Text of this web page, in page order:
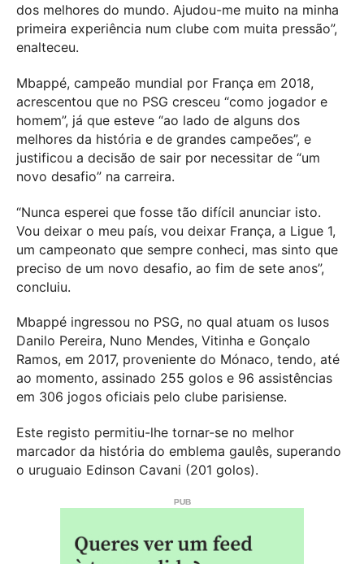
dos melhores do mundo. Ajudou-me muito na minha
primeira experiência num clube com muita pressão”,
enalteceu.
Mbappé, campeão mundial por França em 2018,
acrescentou que no PSG cresceu “como jogador e
homem”, já que esteve “ao lado de alguns dos
melhores da história e de grandes campeões”, e
justificou a decisão de sair por necessitar de “um
novo desafio” na carreira.
“Nunca esperei que fosse tão difícil anunciar isto.
Vou deixar o meu país, vou deixar França, a Ligue 1,
um campeonato que sempre conheci, mas sinto que
preciso de um novo desafio, ao fim de sete anos”,
concluiu.
Mbappé ingressou no PSG, no qual atuam os lusos
Danilo Pereira, Nuno Mendes, Vitinha e Gonçalo
Ramos, em 2017, proveniente do Mónaco, tendo, até
ao momento, assinado 255 golos e 96 assistências
em 306 jogos oficiais pelo clube parisiense.
Este registo permitiu-lhe tornar-se no melhor
marcador da história do emblema gaulês, superando
o uruguaio Edinson Cavani (201 golos).